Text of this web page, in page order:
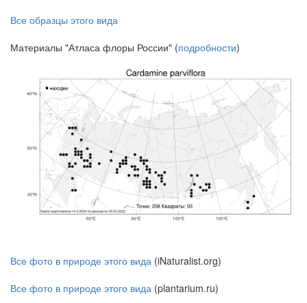
Все образцы этого вида
Материалы "Атласа флоры России" (подробности)
Все фото в природе этого вида (iNaturalist.org)
Все фото в природе этого вида (plantarium.ru)